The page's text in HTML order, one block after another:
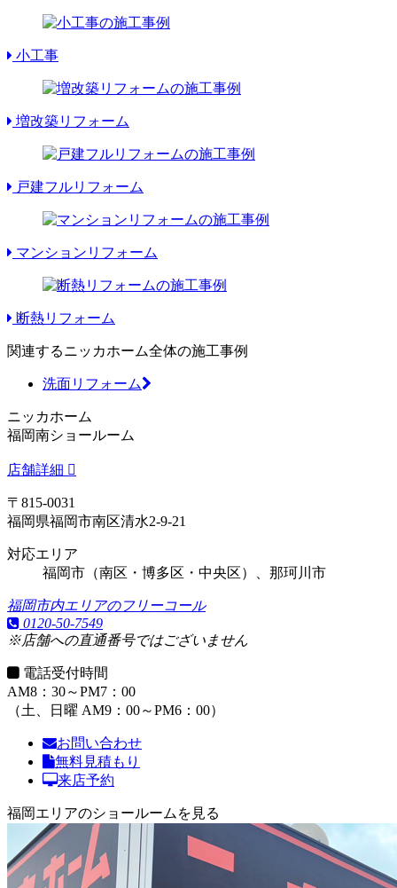
小工事
増改築リフォーム
戸建フルリフォーム
マンションリフォーム
断熱リフォーム
関連するニッカホーム全体の施工事例
洗面リフォーム
ニッカホーム
福岡南ショールーム
店舗詳細
〒815-0031
福岡県福岡市南区清水2-9-21
対応エリア
福岡市（南区・博多区・中央区）、那珂川市
福岡市内エリアのフリーコール
0120-50-7549
※店舗への直通番号ではございません
電話受付時間
AM8：30～PM7：00
（土、日曜 AM9：00～PM6：00）
お問い合わせ
無料見積もり
来店予約
福岡エリアのショールームを見る